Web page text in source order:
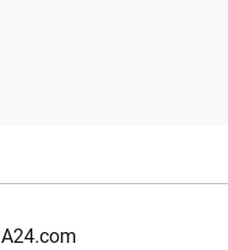
A24.com